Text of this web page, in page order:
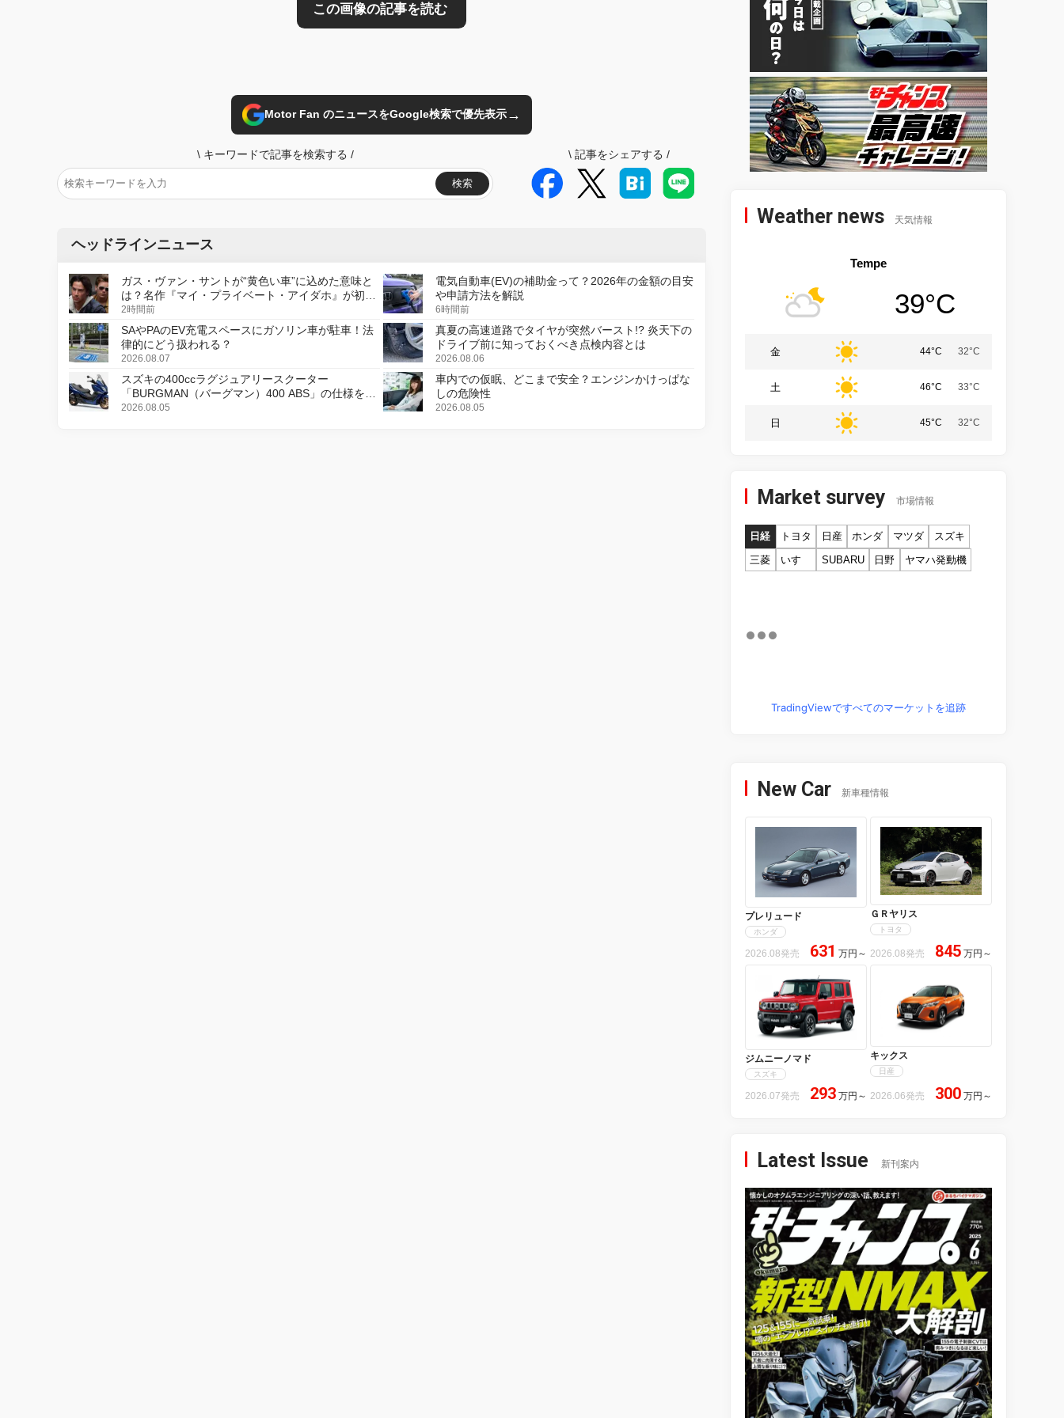
Motor Fan のニュースをGoogle検索で優先表示→
\ キーワードで記事を検索する /
検索
\ 記事をシェアする /
ヘッドラインニュース
ガス・ヴァン・サントが“黄色い車”に込めた意味と
は？名作『マイ・プライベート・アイダホ』が初の
デジタルリマスター版で復活
2時間前
電気自動車(EV)の補助金って？2026年の金額の目安
や申請方法を解説
6時間前
SAやPAのEV充電スペースにガソリン車が駐車！法
律的にどう扱われる？
2026.08.07
真夏の高速道路でタイヤが突然バースト!? 炎天下の
ドライブ前に知っておくべき点検内容とは
2026.08.06
スズキの400ccラグジュアリースクーター
「BURGMAN（バーグマン）400 ABS」の仕様を変
更し、8月18日に発売
2026.08.05
車内での仮眠、どこまで安全？エンジンかけっぱな
しの危険性
2026.08.05
Weather news 天気情報
Tempe
39°C
金 44°C 32°C
土 46°C 33°C
日 45°C 32°C
Market survey 市場情報
日経 トヨタ 日産 ホンダ マツダ
スズキ
三菱
いすゞ SUBARU 日野 ヤマハ発動機
TradingViewですべてのマーケットを追跡
New Car 新車種情報
プレリュード
ホンダ
2026.08発売 631 万円 ～
ＧＲヤリス
トヨタ
2026.08発売 845 万円 ～
ジムニーノマド
スズキ
2026.07発売 293 万円 ～
キックス
日産
2026.06発売 300 万円 ～
Latest Issue 新刊案内